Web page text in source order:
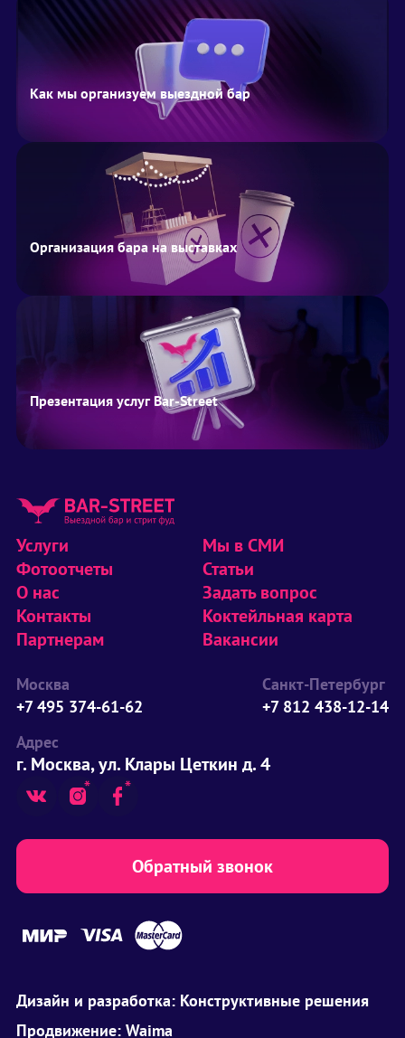
Как мы организуем выездной бар
Организация бара на выставках
Презентация услуг Bar-Street
Услуги
Фотоотчеты
О нас
Контакты
Партнерам
Мы в СМИ
Статьи
Задать вопрос
Коктейльная карта
Вакансии
Москва
+7 495 374-61-62
Санкт-Петербург
+7 812 438-12-14
Адрес
г. Москва, ул. Клары Цеткин д. 4
Обратный звонок
Дизайн и разработка: Конструктивные решения
Продвижение: Waima